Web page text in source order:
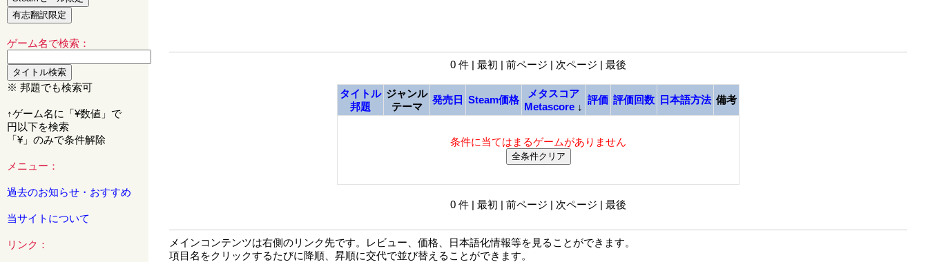
ゲーム名で検索：
※ 邦題でも検索可
↑ゲーム名に「¥数値」で
円以下を検索
「¥」のみで条件解除
メニュー：
過去のお知らせ・おすすめ
当サイトについて
リンク：
0 件 | 最初 | 前ページ | 次ページ | 最後
タイトル
邦題
ジャンル
テーマ
発売日 Steam価格
メタスコア
Metascore ↓
評価 評価回数 日本語方法 備考
条件に当てはまるゲームがありません
0 件 | 最初 | 前ページ | 次ページ | 最後
メインコンテンツは右側のリンク先です。レビュー、価格、日本語化情報等を見ることができます。
項目名をクリックするたびに降順、昇順に交代で並び替えることができます。